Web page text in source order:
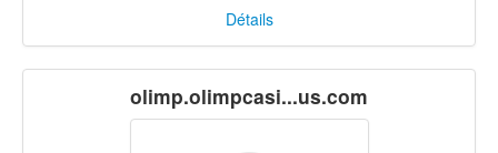
Détails
olimp.olimpcasi...us.com